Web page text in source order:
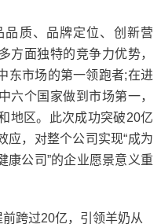
质、品牌定位、创新营
方面独特的竞争力优势，
东市场的第一领跑者;在进
六个国家做到市场第一，
地区。此次成功突破20亿
应，对整个公司实现“成为
康公司”的企业愿景意义重